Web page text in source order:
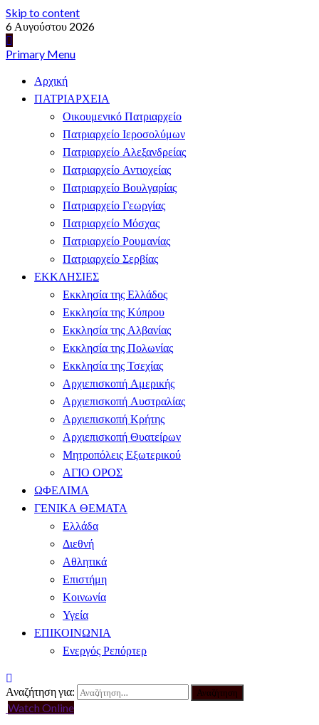
Skip to content
6 Αυγούστου 2026
Primary Menu
Αρχική
ΠΑΤΡΙΑΡΧΕΙΑ
Οικουμενικό Πατριαρχείο
Πατριαρχείο Ιεροσολύμων
Πατριαρχείο Αλεξανδρείας
Πατριαρχείο Αντιοχείας
Πατριαρχείο Βουλγαρίας
Πατριαρχείο Γεωργίας
Πατριαρχείο Μόσχας
Πατριαρχείο Ρουμανίας
Πατριαρχείο Σερβίας
ΕΚΚΛΗΣΙΕΣ
Εκκλησία της Ελλάδος
Εκκλησία της Κύπρου
Εκκλησία της Αλβανίας
Εκκλησία της Πολωνίας
Εκκλησία της Τσεχίας
Αρχιεπισκοπή Αμερικής
Αρχιεπισκοπή Αυστραλίας
Αρχιεπισκοπή Κρήτης
Αρχιεπισκοπή Θυατείρων
Μητροπόλεις Εξωτερικού
ΑΓΙΟ ΟΡΟΣ
ΩΦΕΛΙΜΑ
ΓΕΝΙΚΑ ΘΕΜΑΤΑ
Ελλάδα
Διεθνή
Αθλητικά
Επιστήμη
Κοινωνία
Υγεία
ΕΠΙΚΟΙΝΩΝΙΑ
Ενεργός Ρεπόρτερ
Αναζήτηση για:
Watch Online